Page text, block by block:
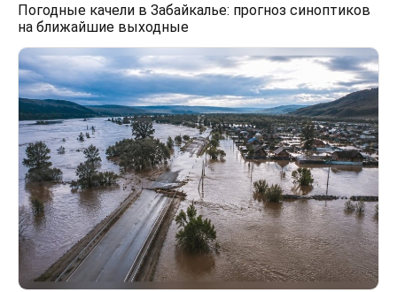
Погодные качели в Забайкалье: прогноз синоптиков
на ближайшие выходные